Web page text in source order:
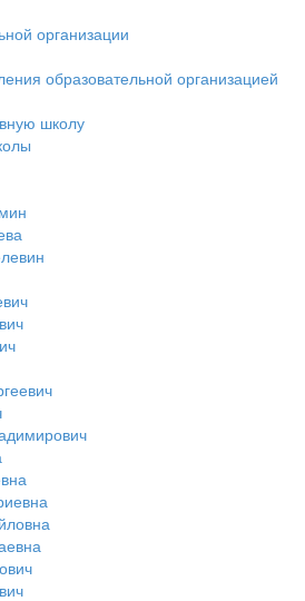
организации
образовательной организацией
школу